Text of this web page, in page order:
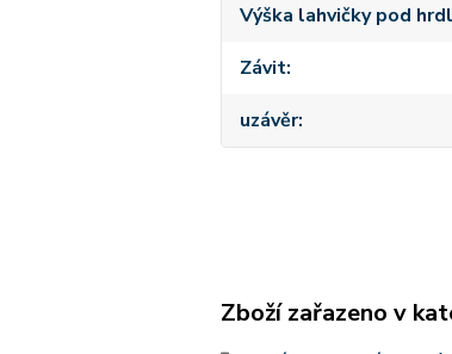
Výška lahvičky pod
Závit
uzávěr
Zboží zařazeno v